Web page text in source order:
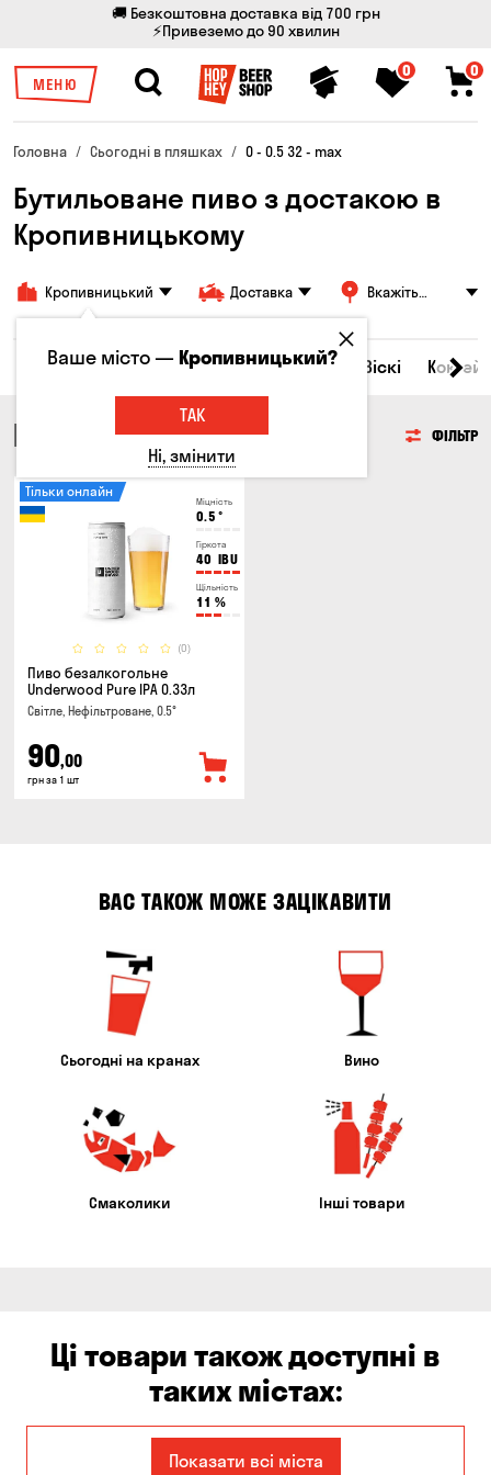
🚚 Безкоштовна доставка від 700 грн
⚡Привеземо до 90 хвилин
МЕНЮ
0 0
Головна Сьогодні в пляшках 0 - 0.5 32 - max
Бутильоване пиво з достакою в
Кропивницькому
Кропивницький Доставка
Вкажіть
Всі товари Пиво Сидр Вино Віскі
ПИВО ФІЛЬТР
Міцність
0.5 °
Гіркота
40 IBU
Щільність
11 %
(0)
Тільки онлайн
Пиво безалкогольне
Underwood Pure IPA 0.33л
Світле, Нефільтроване, 0.5°
90,00
грн за 1 шт
ВАС ТАКОЖ МОЖЕ ЗАЦІКАВИТИ
Сьогодні на кранах Вино
Смаколики Інші товари
Ці товари також доступні в
таких містах:
Показати всі міста
Ваше місто —Кропивницький?
ТАК
Ні, змінити